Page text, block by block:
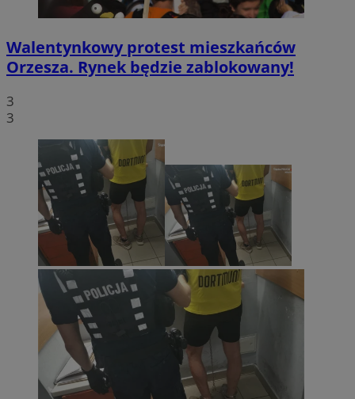
Walentynkowy protest mieszkańców
Orzesza. Rynek będzie zablokowany!
3
3